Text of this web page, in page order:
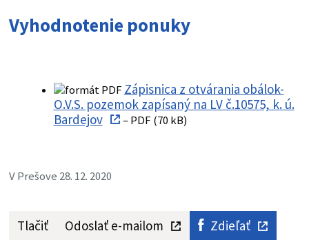
Vyhodnotenie ponuky
Zápisnica z otvárania obálok-
O.V.S. pozemok zapísaný na LV č.10575, k. ú.
Bardejov
– PDF (70 kB)
V Prešove 28. 12. 2020
Tlačiť Odoslať e-mailom Zdieľať